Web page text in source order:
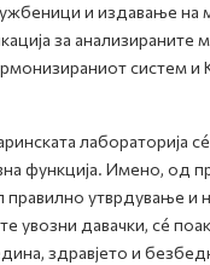
и издавање на
за анализираните
систем и
лабораторија
функција. Имено, од
правилно утврдување и
увозни давачки, сé
здравјето и